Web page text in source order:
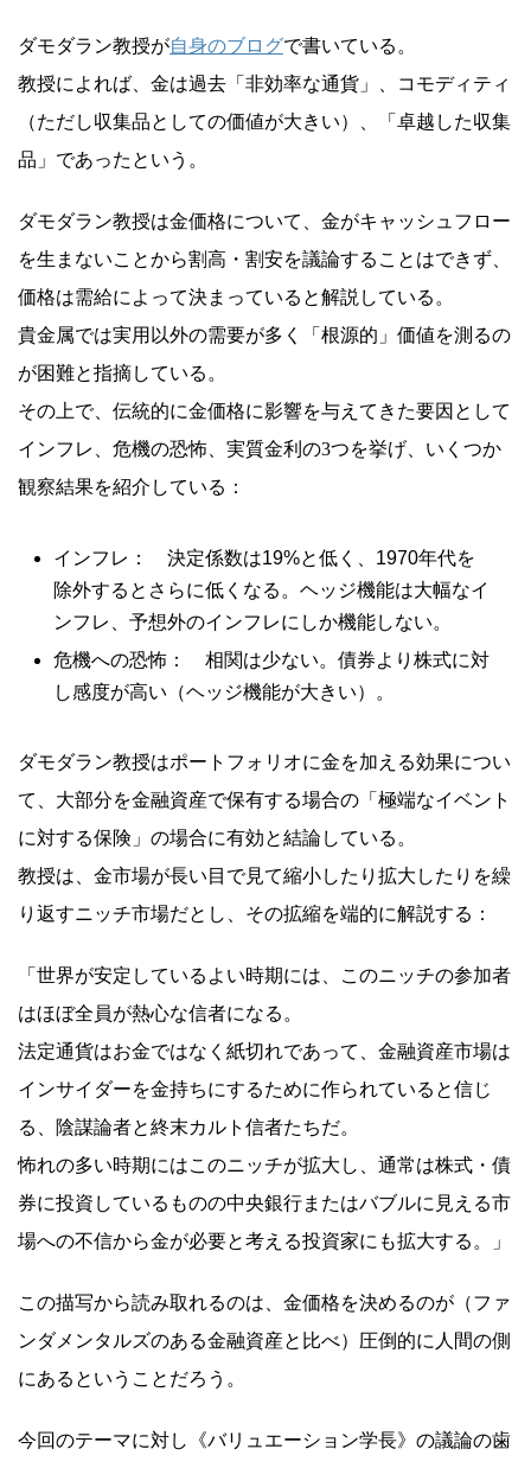
ダモダラン教授が自身のブログで書いている。
教授によれば、金は過去「非効率な通貨」、コモディティ
（ただし収集品としての価値が大きい）、「卓越した収集
品」であったという。
ダモダラン教授は金価格について、金がキャッシュフロー
を生まないことから割高・割安を議論することはできず、
価格は需給によって決まっていると解説している。
貴金属では実用以外の需要が多く「根源的」価値を測るの
が困難と指摘している。
その上で、伝統的に金価格に影響を与えてきた要因として
インフレ、危機の恐怖、実質金利の3つを挙げ、いくつか
観察結果を紹介している：
インフレ： 決定係数は19%と低く、1970年代を
除外するとさらに低くなる。ヘッジ機能は大幅なイ
ンフレ、予想外のインフレにしか機能しない。
危機への恐怖： 相関は少ない。債券より株式に対
し感度が高い（ヘッジ機能が大きい）。
ダモダラン教授はポートフォリオに金を加える効果につい
て、大部分を金融資産で保有する場合の「極端なイベント
に対する保険」の場合に有効と結論している。
教授は、金市場が長い目で見て縮小したり拡大したりを繰
り返すニッチ市場だとし、その拡縮を端的に解説する：
「世界が安定しているよい時期には、このニッチの参加者
はほぼ全員が熱心な信者になる。
法定通貨はお金ではなく紙切れであって、金融資産市場は
インサイダーを金持ちにするために作られていると信じ
る、陰謀論者と終末カルト信者たちだ。
怖れの多い時期にはこのニッチが拡大し、通常は株式・債
券に投資しているものの中央銀行またはバブルに見える市
場への不信から金が必要と考える投資家にも拡大する。」
この描写から読み取れるのは、金価格を決めるのが（ファ
ンダメンタルズのある金融資産と比べ）圧倒的に人間の側
にあるということだろう。
今回のテーマに対し《バリュエーション学長》の議論の歯